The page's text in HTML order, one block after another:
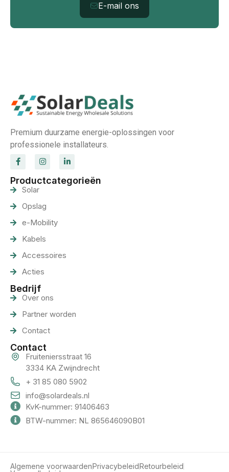
E-mail ons
Premium duurzame energie-oplossingen voor
professionele installateurs.
Productcategorieën
Solar
Opslag
e-Mobility
Kabels
Accessoires
Acties
Bedrijf
Over ons
Partner worden
Contact
Contact
Fruiteniersstraat 16
3334 KA Zwijndrecht
+ 31 85 080 5902
info@solardeals.nl
KvK-nummer: 91406463
BTW-nummer: NL 865646090B01
Algemene voorwaardenPrivacybeleidRetourbeleid